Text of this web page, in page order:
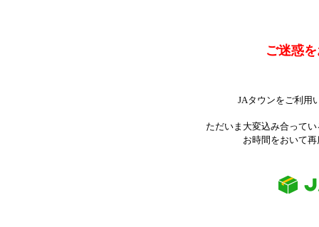
ご迷惑
JAタウンをご利用
ただいま大変込み合って
お時間をおいて